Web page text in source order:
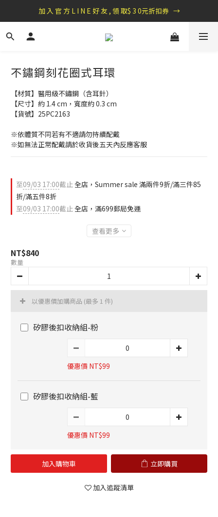
盛夏祭典：全館滿1000折100，滿2000贈『自粘式多功能包巾』
加 入 官 方 L I N E 好 友 , 領 取$ 3 0元折扣券   →
盛夏祭典：全館滿1000折100，滿2000贈『自粘式多功能包巾』
不鏽鋼刻花圈式耳環
【材質】醫用級不鏽鋼（含耳針）
【尺寸】約 1.4 cm，寬度約 0.3 cm
【貨號】25PC2163
※依體質不同若有不適請勿持續配戴
※如無法正常配戴請於收貨後五天內反應客服
至09/03 17:00截止全店，Summer sale 滿兩件9折/滿三件85
折/滿五件8折
至09/03 17:00截止全店，滿699郵局免運
查看更多
NT$840
數量
以優惠價加購商品 (最多 1 件)
矽膠後扣收納組-粉
優惠價 NT$99
矽膠後扣收納組-藍
優惠價 NT$99
加入購物車 立即購買
加入追蹤清單